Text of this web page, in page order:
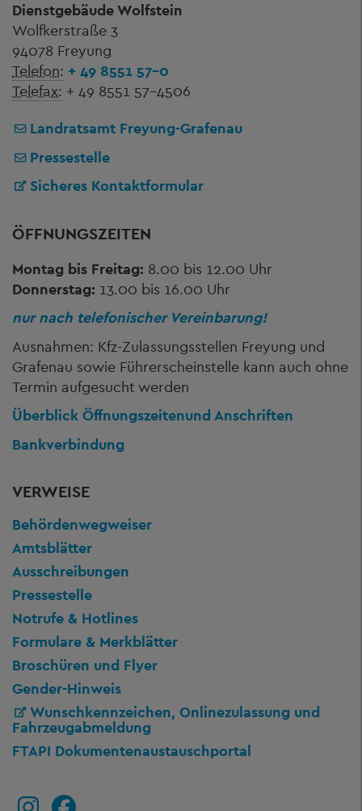
Dienstgebäude Wolfstein
Wolfkerstraße 3
94078 Freyung
Telefon: + 49 8551 57-0
Telefax: + 49 8551 57-4506
Landratsamt Freyung-Grafenau
Pressestelle
Sicheres Kontaktformular
ÖFFNUNGSZEITEN
Montag bis Freitag: 8.00 bis 12.00 Uhr
Donnerstag: 13.00 bis 16.00 Uhr
nur nach telefonischer Vereinbarung!
Ausnahmen: Kfz-Zulassungsstellen Freyung und
Grafenau sowie Führerscheinstelle kann auch ohne
Termin aufgesucht werden
Überblick Öffnungszeitenund Anschriften
Bankverbindung
VERWEISE
Behördenwegweiser
Amtsblätter
Ausschreibungen
Pressestelle
Notrufe & Hotlines
Formulare & Merkblätter
Broschüren und Flyer
Gender-Hinweis
Wunschkennzeichen, Onlinezulassung und
Fahrzeugabmeldung
FTAPI Dokumentenaustauschportal